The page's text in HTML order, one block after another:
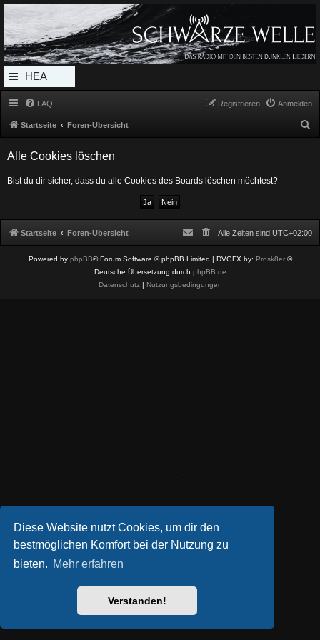
Diese Website nutzt Cookies, um dir den
bestmöglichen Komfort bei der Nutzung zu
bieten. Mehr erfahren
Verstanden!
Radio Schwarze Welle Forum
Das Radio mit den Besten Dunklen Liedern
HEA
DERL
MEN
U
FAQ Anmelden
Registrieren
Startseite Foren-Übersicht
Alle Cookies löschen
Bist du dir sicher, dass du alle Cookies des Boards löschen möchtest?
Startseite Foren-Übersicht Alle Zeiten sind UTC+02:00
Powered by phpBB® Forum Software © phpBB Limited | DVGFX by: Prosk8er©
Deutsche Übersetzung durch phpBB.de
Datenschutz| Nutzungsbedingungen